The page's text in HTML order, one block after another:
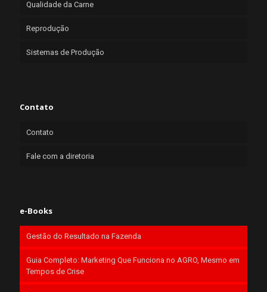
Qualidade da Carne
Reprodução
Sistemas de Produção
Contato
Contato
Fale com a diretoria
e-Books
Gestão do Resultado na Fazenda
Guia Completo: Marketing Que Funciona no AGRO, Mesmo em
Tempos de Crise